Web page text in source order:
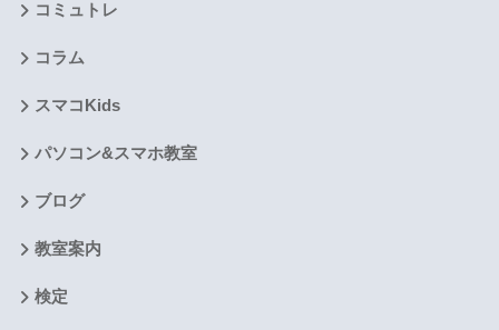
コミュトレ
コラム
スマコKids
パソコン&スマホ教室
ブログ
教室案内
検定